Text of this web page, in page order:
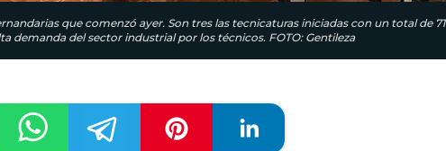
que comenzó ayer. Son tres las tecnicaturas iniciadas con un total de 71
demanda del sector industrial por los técnicos. FOTO: Gentileza